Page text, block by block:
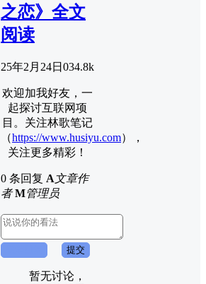
之恋》全文
阅读
25年2月24日 034.8k
欢迎加我好友，一
起探讨互联网项
目。关注林歌笔记
（https://www.husiyu.com），
关注更多精彩！
0 条回复 A文章作
者 M管理员
提交
暂无讨论，